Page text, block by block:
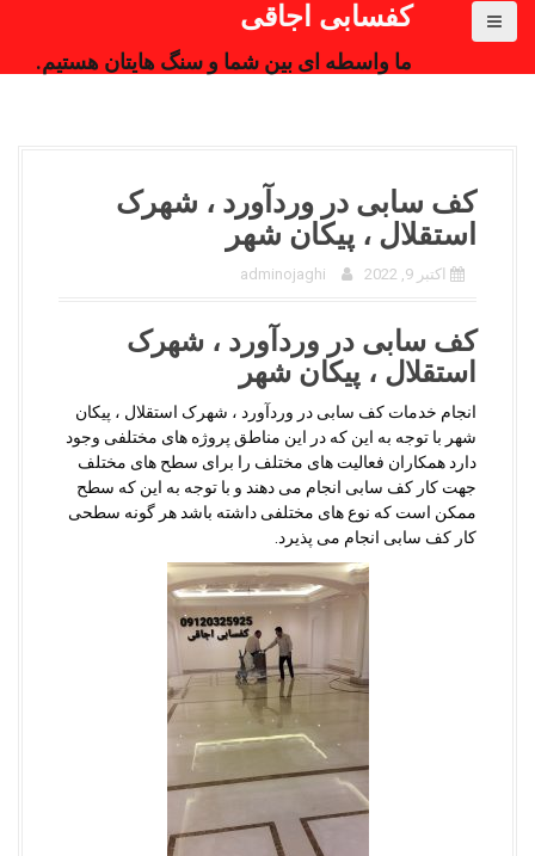
کفسابی اجاقی
ما واسطه ای بین شما و سنگ هایتان هستیم.
کف سابی در وردآورد ، شهرک
استقلال ، پیکان شهر
اکتبر 9, 2022 adminojaghi
کف سابی در وردآورد ، شهرک
استقلال ، پیکان شهر
انجام خدمات کف سابی در وردآورد ، شهرک استقلال ، پیکان
شهر با توجه به این که در این مناطق پروژه های مختلفی وجود
دارد همکاران فعالیت های مختلف را برای سطح های مختلف
جهت کار کف سابی انجام می دهند و با توجه به این که سطح
ممکن است که نوع های مختلفی داشته باشد هر گونه سطحی
کار کف سابی انجام می پذیرد.